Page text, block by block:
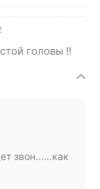
головы !!
звон……как